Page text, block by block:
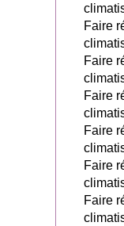
Faire
Faire
Faire
Faire
Faire
Faire